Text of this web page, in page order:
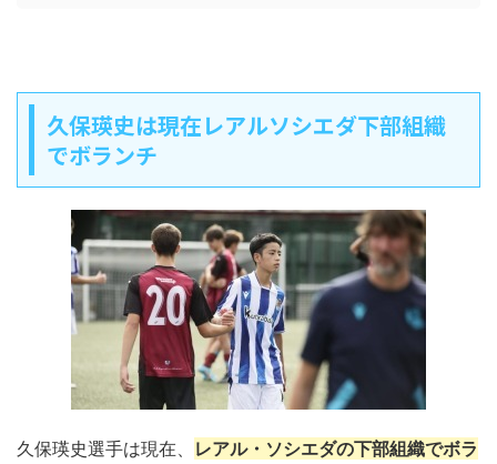
久保瑛史は現在レアルソシエダ下部組織
でボランチ
久保瑛史選手は現在、 レアル・ソシエダの下部組織でボラ